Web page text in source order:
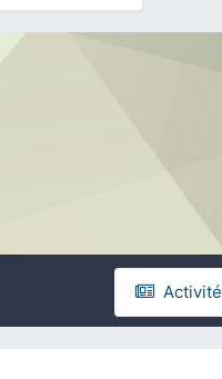
Activité